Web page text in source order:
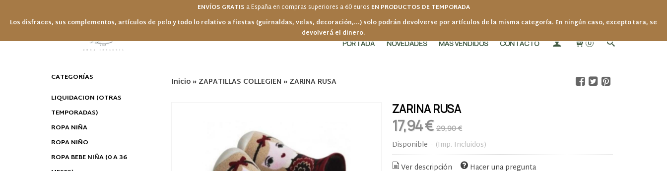
ENVÍOS GRATIS a España en compras superiores a 60 euros EN PRODUCTOS DE TEMPORADA
Los disfraces, sus complementos, artículos de pelo y todo lo relativo a fiestas (guirnaldas, velas, decoración,...) solo podrán devolverse por artículos de la misma categoría. En ningún caso, excepto tara, se
devolverá el dinero.
PORTADA NOVEDADES MÁS VENDIDOS CONTACTO 0
CATEGORÍAS
LIQUIDACION (OTRAS
TEMPORADAS)
ROPA NIÑA
ROPA NIÑO
ROPA BEBE NIÑA (0 A 36
Inicio» ZAPATILLAS COLLEGIEN » ZARINA RUSA
ZARINA RUSA
17,94 € 29,90 €
Disponible - (Imp. Incluidos)
Ver descripción
Hacer una pregunta